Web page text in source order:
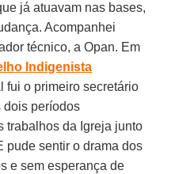
já atuavam nas bases,
Acompanhei
técnico, a Opan. Em
Indigenista
fui o primeiro secretário
dois períodos
trabalhos da Igreja junto
pude sentir o drama dos
e sem esperança de